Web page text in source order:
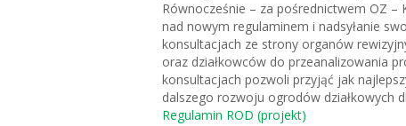
Równocześnie – za pośrednictwem OZ –
nad nowym regulaminem i nadsyłanie
konsultacjach ze strony organów
oraz działkowców do przeanalizowania
konsultacjach pozwoli przyjąć jak
dalszego rozwoju ogrodów działkowych
Regulamin ROD (projekt)